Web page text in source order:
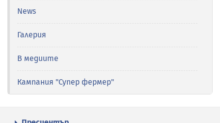
News
Галерия
В медиите
Кампания "Супер фермер"